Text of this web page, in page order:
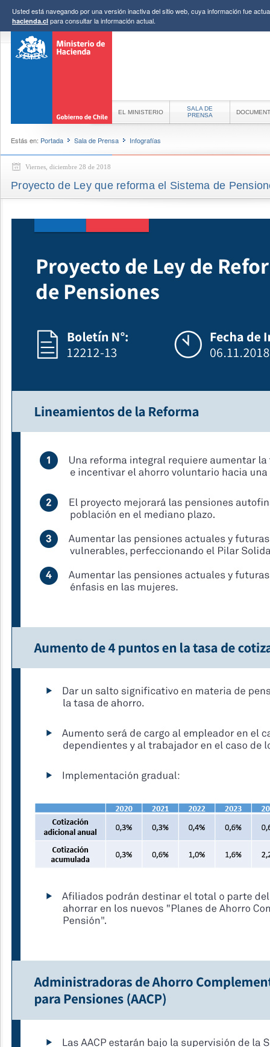
Usted está navegando por una versión inactiva del sitio web, cuya información fue
hacienda.cl para consultar la información actual.
EL MINISTERIO
SALA DE
PRENSA
Estás en: Portada Sala de Prensa Infografías
Viernes, diciembre 28 de 2018
Proyecto de Ley que reforma el Sistema de